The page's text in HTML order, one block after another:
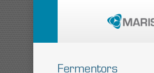
Skip
to
main
content
Fermentors